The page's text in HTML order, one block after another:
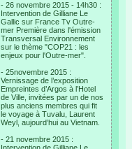
- 26 novembre 2015 - 14h30 :
Intervention de Gilliane Le
Gallic sur France Tv Outre-
mer Première dans l'émission
Transversal Environnement
sur le thème "COP21 : les
enjeux pour l'Outre-mer".
- 25novembre 2015 :
Vernissage de l’exposition
Empreintes d’Argos à l’Hotel
de Ville, invitées par un de nos
plus anciens membres qui fit
le voyage à Tuvalu, Laurent
Weyl, aujourd’hui au Vietnam.
- 21 novembre 2015 :